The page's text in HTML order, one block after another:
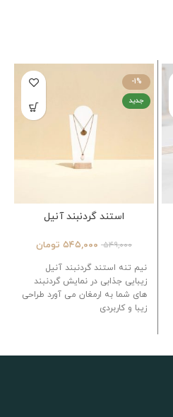
-1%
جدید
استند گردنبند آنیل
۵۴۹,۰۰۰ ۵۴۵,۰۰۰ تومان
نیم تنه استند گردنبند آنیل
زیبایی جذابی در نمایش گردنبند
های شما به ارمغان می آورد طراحی
زیبا و کاربردی